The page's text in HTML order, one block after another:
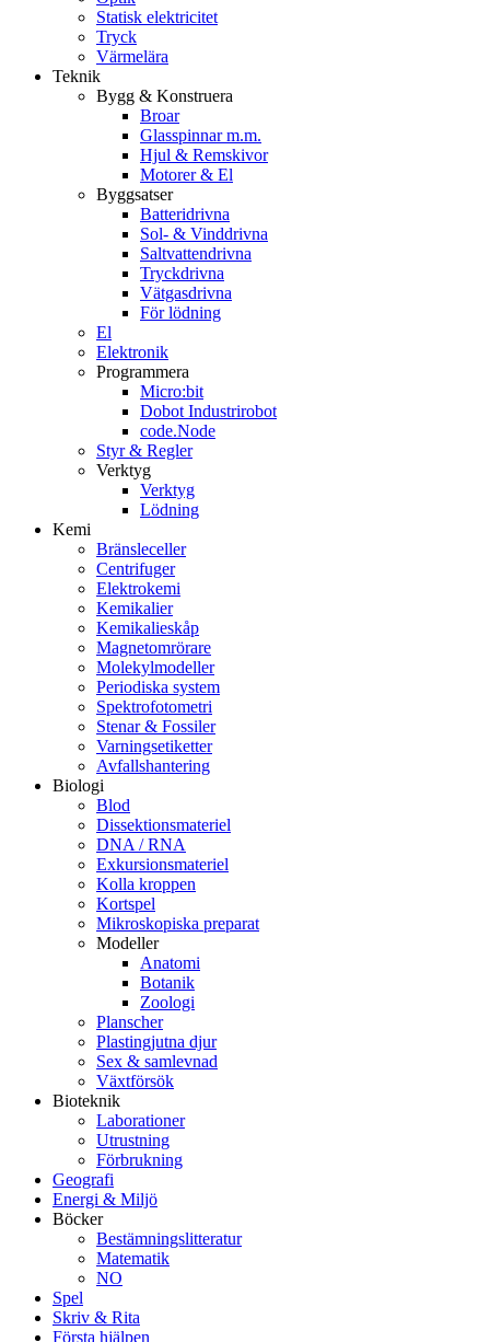
Statisk elektricitet
Tryck
Värmelära
Teknik
Bygg & Konstruera
Broar
Glasspinnar m.m.
Hjul & Remskivor
Motorer & El
Byggsatser
Batteridrivna
Sol- & Vinddrivna
Saltvattendrivna
Tryckdrivna
Vätgasdrivna
För lödning
El
Elektronik
Programmera
Micro:bit
Dobot Industrirobot
code.Node
Styr & Regler
Verktyg
Verktyg
Lödning
Kemi
Bränsleceller
Centrifuger
Elektrokemi
Kemikalier
Kemikalieskåp
Magnetomrörare
Molekylmodeller
Periodiska system
Spektrofotometri
Stenar & Fossiler
Varningsetiketter
Avfallshantering
Biologi
Blod
Dissektionsmateriel
DNA / RNA
Exkursionsmateriel
Kolla kroppen
Kortspel
Mikroskopiska preparat
Modeller
Anatomi
Botanik
Zoologi
Planscher
Plastingjutna djur
Sex & samlevnad
Växtförsök
Bioteknik
Laborationer
Utrustning
Förbrukning
Geografi
Energi & Miljö
Böcker
Bestämningslitteratur
Matematik
NO
Spel
Skriv & Rita
Första hjälpen